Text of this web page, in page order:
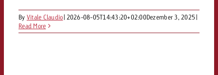
By Vitale Claudio| 2026-08-05T14:43:20+02:00Dezember 3, 2025|
Read More